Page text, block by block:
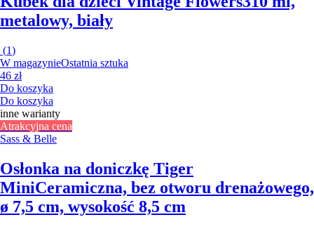
metalowy, biały
(1)
W magazynieOstatnia sztuka
46 zł
Do koszyka
Do koszyka
inne warianty
Atrakcyjna cena
Sass & Belle
Osłonka na doniczkę Tiger
MiniCeramiczna, bez otworu drenażowego,
ø 7,5 cm, wysokość 8,5 cm